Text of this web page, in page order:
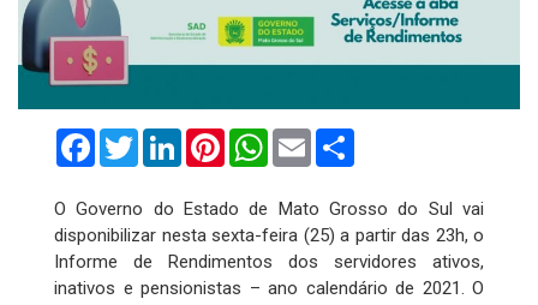
FacebookTwitterLinkedInPinterestWhatsApp
Email
O Governo do Estado de Mato Grosso do Sul vai
disponibilizar nesta sexta-feira (25) a partir das 23h, o
Informe de Rendimentos dos servidores ativos,
inativos e pensionistas – ano calendário de 2021. O